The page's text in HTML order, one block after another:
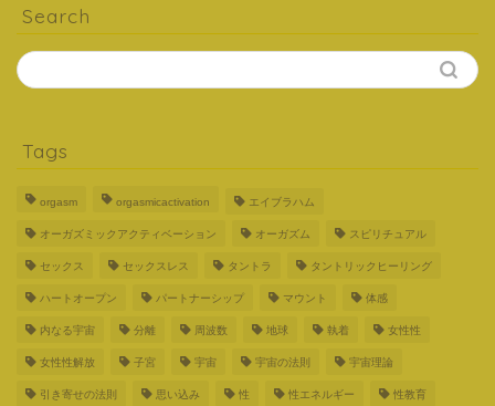
Search
Tags
orgasm orgasmicactivation エイブラハム
オーガズミックアクティベーション オーガズム スピリチュアル
セックス セックスレス タントラ タントリックヒーリング
ハートオープン パートナーシップ マウント 体感
内なる宇宙 分離 周波数 地球 執着 女性性
女性性解放 子宮 宇宙 宇宙の法則 宇宙理論
引き寄せの法則 思い込み 性 性エネルギー 性教育